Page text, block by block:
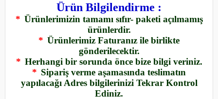
Ürün Bilgilendirme :
* Ürünlerimizin tamamı sıfır- paketi açılmamış
ürünlerdir.
* Ürünlerimiz Faturanız ile birlikte
gönderilecektir.
* Herhangi bir sorunda önce bize bilgi veriniz.
* Sipariş verme aşamasında teslimatın
yapılacağı Adres bilgilerinizi Tekrar Kontrol
Ediniz.